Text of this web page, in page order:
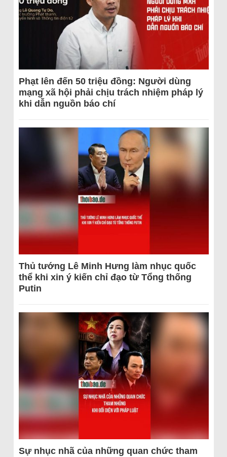
Phạt lên đến 50 triệu đồng: Người dùng
mạng xã hội phải chịu trách nhiệm pháp lý
khi dẫn nguồn báo chí
Thủ tướng Lê Minh Hưng làm nhục quốc
thể khi xin ý kiến chỉ đạo từ Tổng thống
Putin
Sự nhục nhã của những quan chức tham